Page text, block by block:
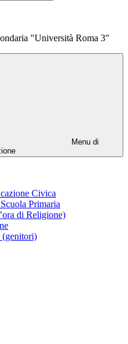
"Università Roma 3"
Menu di
Civica
Primaria
di Religione)
(genitori)